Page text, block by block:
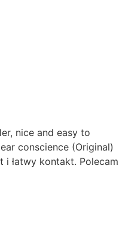
nice and easy to
conscience (Original)
i łatwy kontakt. Polecam